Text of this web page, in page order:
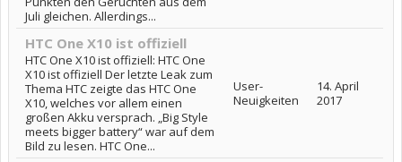
Juli gleichen. Allerdings...
HTC One X10 ist offiziell
HTC One X10 ist offiziell: HTC One
X10 ist offiziell Der letzte Leak zum
Thema HTC zeigte das HTC One
X10, welches vor allem einen
großen Akku versprach. „Big Style
meets bigger battery“ war auf dem
Bild zu lesen. HTC One...
User-
Neuigkeiten
14. April
2017